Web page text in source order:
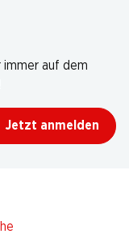
immer auf dem
Jetzt anmelden